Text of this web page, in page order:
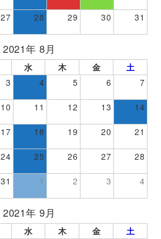
27 28 29 30 31
2021年 8月
水 木 金
土
3 4 5 6 7
10 11 12 13 14
17 18 19 20 21
24 25 26 27 28
31 1 2 3 4
2021年 9月
水 木 金 土